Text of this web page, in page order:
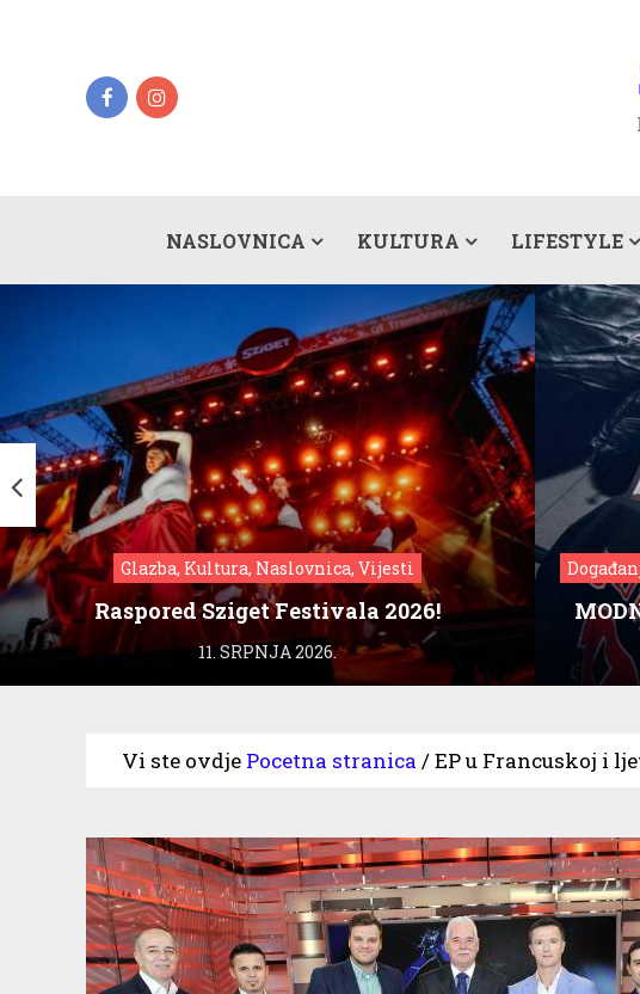
NASLOVNICA KULTURA LIFESTYLE
Glazba, Kultura, Naslovnica, Vijesti
Raspored Sziget Festivala 2026!
11. SRPNJA 2026.
Vi ste ovdje Pocetna stranica /EP u Francuskoj i